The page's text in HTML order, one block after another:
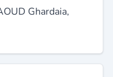
Ghardaia,